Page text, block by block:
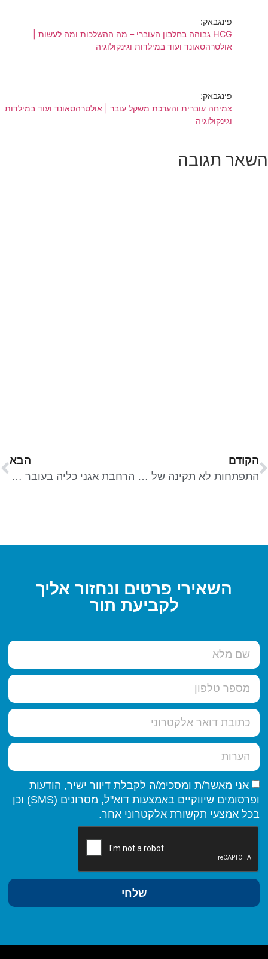
פינגבאק:
HCG גבוהה בחלבון העוברי – מה ההשלכות ומה לעשות |
אולטרהסאונד ועוד במילדות וגינקולוגיה
פינגבאק:
צמיחה עוברית והערכת משקל עובר | אולטרהסאונד ועוד במילדות
וגינקולוגיה
השאר תגובה
הקודם
התפתחות לא תקינה של העצם או הסחוס – SKELETAL DYSPLASIA
הבא
הרחבת אגני כליה בעובר (הידרונפרוזיס או פיילאקטזיה)
השאירי פרטים ונחזור אליך
לקביעת תור
אני מאשר/ת ומסכימ/ה לקבלת דיוור ישיר, הודעות
ופרסומים שיווקיים באמצעות דוא"ל, מסרונים (SMS) וכן
בכל אמצעי תקשורת אלקטרוני אחר.
שלחי